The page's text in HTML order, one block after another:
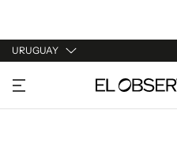
URUGUAY
URUGUAY
ARGENTINA